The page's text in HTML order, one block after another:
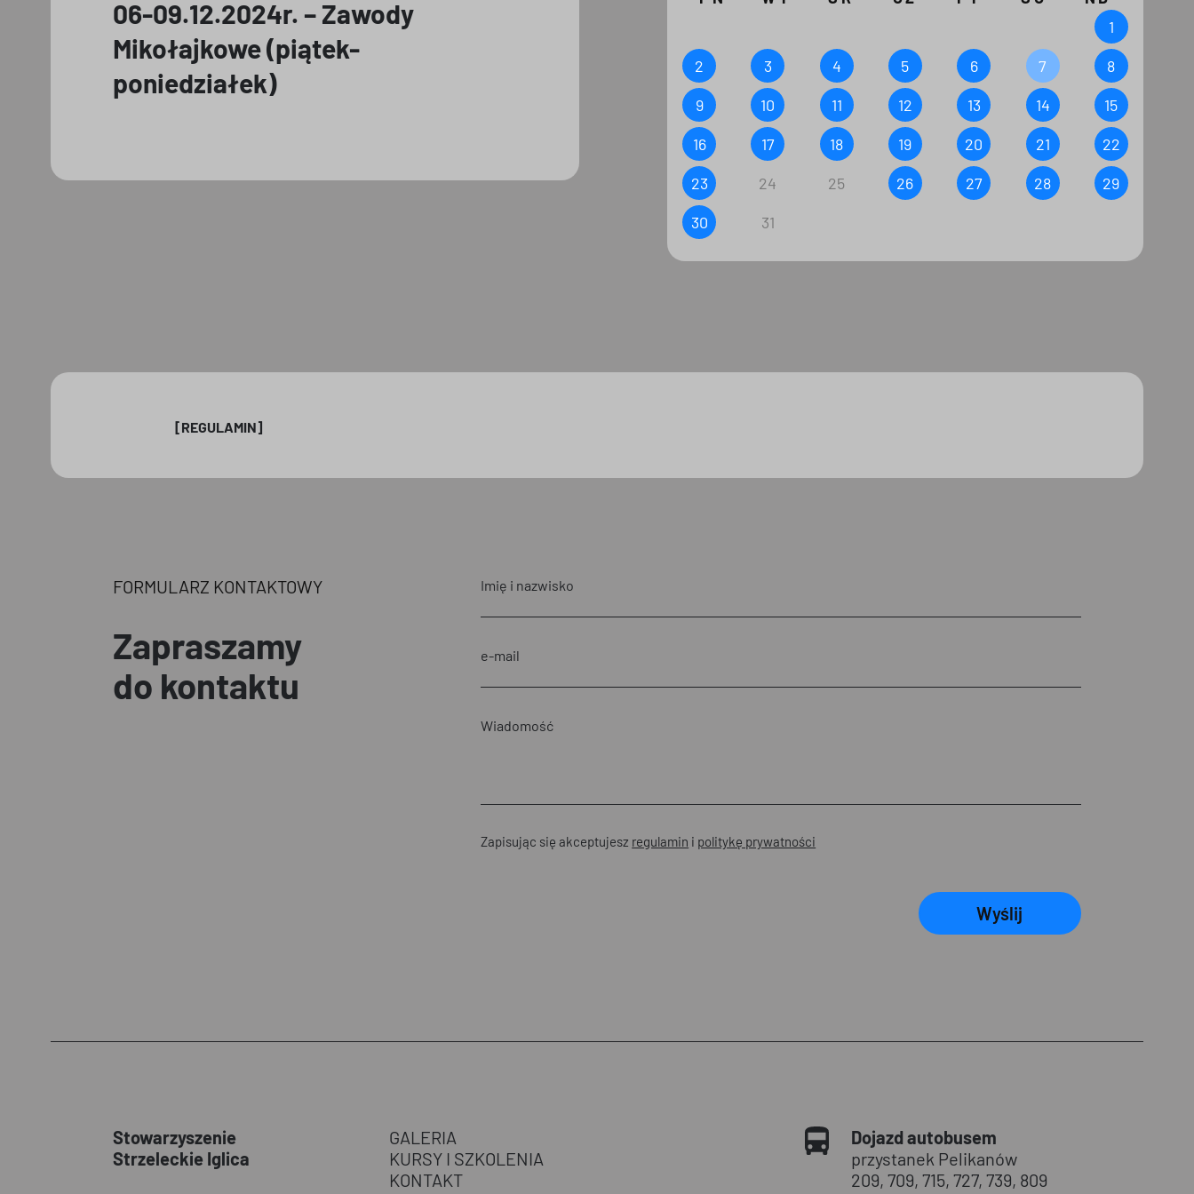
06-09.12.2024r. – Zawody
Mikołajkowe (piątek-
poniedziałek)
1
2
3 4 5 6 7
8
9
10 11 12 13 14
15
16
17 18 19 20 21
22
23
24 25 26 27 28
29
30
31
[REGULAMIN]
FORMULARZ KONTAKTOWY
Zapraszamy
do kontaktu
Zapisując się akceptujesz regulamin i politykę prywatności
Wyślij
Stowarzyszenie
Strzeleckie Iglica
GALERIA
KURSY I SZKOLENIA
KONTAKT
Dojazd autobusem
przystanek Pelikanów
209, 709, 715, 727, 739, 809